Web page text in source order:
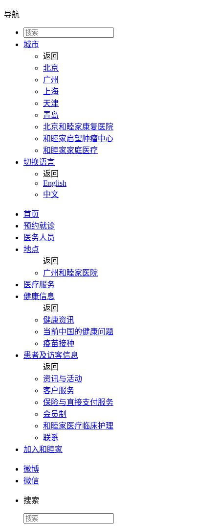
导航
城市
返回
北京
广州
上海
天津
青岛
北京和睦家康复医院
和睦家启望肿瘤中心
和睦家家庭医疗
切换语言
返回
English
中文
首页
预约就诊
医务人员
地点
返回
广州和睦家医院
医疗服务
健康信息
返回
健康资讯
当前中国的健康问题
疫苗接种
患者及访客信息
返回
资讯与活动
客户服务
保险与直接支付服务
会员制
和睦家医疗临床护理
联系
加入和睦家
微博
微信
搜索